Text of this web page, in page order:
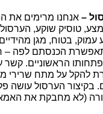
– אנחנו מרימים את
טוסיק שוקע,
עמוק, בטוח, מגן
הכנסתם לפה –
הראשוניים. קשר
להקל על מתח שרירי
בקיצור הערסול עושה
(לא מחבקת את